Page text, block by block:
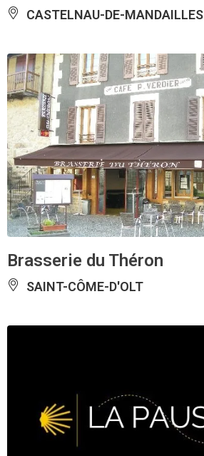
CASTELNAU-DE-MANDAILLES
Brasserie du Théron
SAINT-CÔME-D'OLT